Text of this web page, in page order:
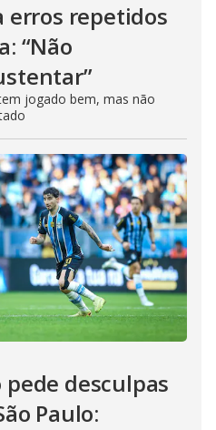
erros repetidos
“Não
jogado bem, mas não
desculpas
Paulo: